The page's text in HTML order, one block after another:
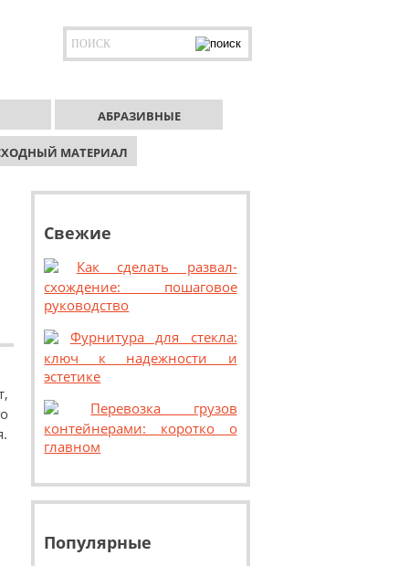
АБРАЗИВНЫЕ
МАТЕРИАЛ
Свежие
Как сделать развал-
схождение: пошаговое
руководство
Фурнитура для стекла:
ключ к надежности и
эстетике
Перевозка грузов
контейнерами: коротко о
главном
Популярные